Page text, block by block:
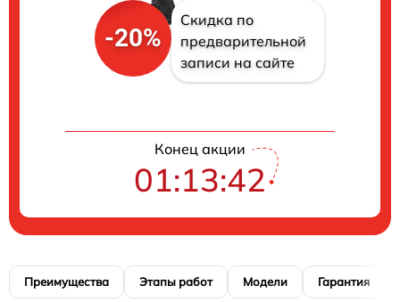
-20%
Скидка по
предварительной
записи на сайте
Конец акции
01:13:42
Преимущества Этапы работ Модели Гарантия